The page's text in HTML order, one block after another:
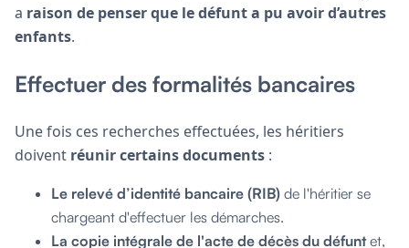
a raison de penser que le défunt a pu avoir d’autres
enfants.
Effectuer des formalités bancaires
Une fois ces recherches effectuées, les héritiers
doivent réunir certains documents :
Le relevé d’identité bancaire (RIB) de l'héritier se
chargeant d'effectuer les démarches.
La copie intégrale de l'acte de décès du défuntet,